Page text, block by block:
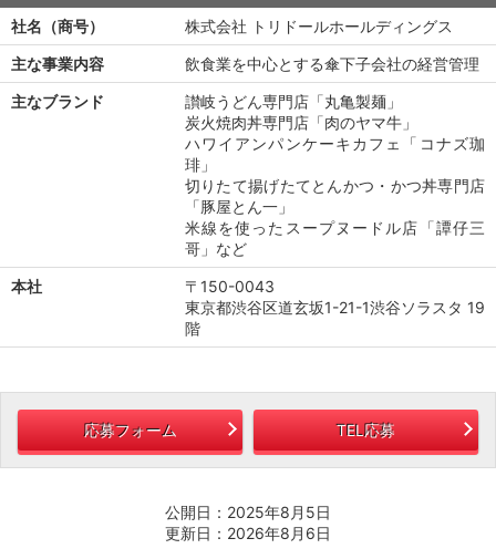
社名（商号）
株式会社 トリドールホールディングス
主な事業内容
飲食業を中心とする傘下子会社の経営管理
主なブランド
讃岐うどん専門店「丸亀製麺」
炭火焼肉丼専門店「肉のヤマ牛」
ハワイアンパンケーキカフェ「コナズ珈
琲」
切りたて揚げたてとんかつ・かつ丼専門店
「豚屋とん一」
米線を使ったスープヌードル店「譚仔三
哥」など
本社
〒150-0043
東京都渋谷区道玄坂1-21-1渋谷ソラスタ 19
階
応募フォーム TEL応募
公開日：2025年8月5日
更新日：2026年8月6日